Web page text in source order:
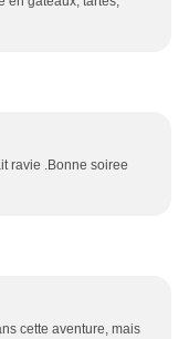
ravie .Bonne soiree
cette aventure, mais